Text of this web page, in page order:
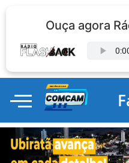
Ouça agora